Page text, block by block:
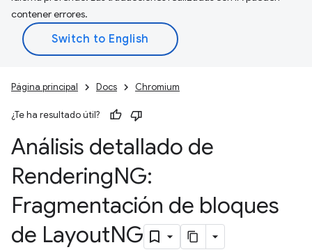
contener errores.
Página principal Docs Chromium
¿Te ha resultado útil?
Análisis detallado de
RenderingNG:
Fragmentación de bloques
de LayoutNG